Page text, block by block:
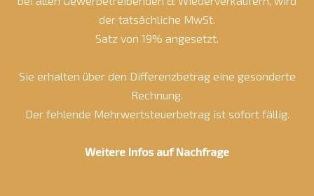
der tatsächliche MwSt.
Satz von 19% angesetzt.
Sie erhalten über den Differenzbetrag eine gesonderte
Rechnung.
Der fehlende Mehrwertsteuerbetrag ist sofort fällig.
Weitere Infos auf Nachfrage